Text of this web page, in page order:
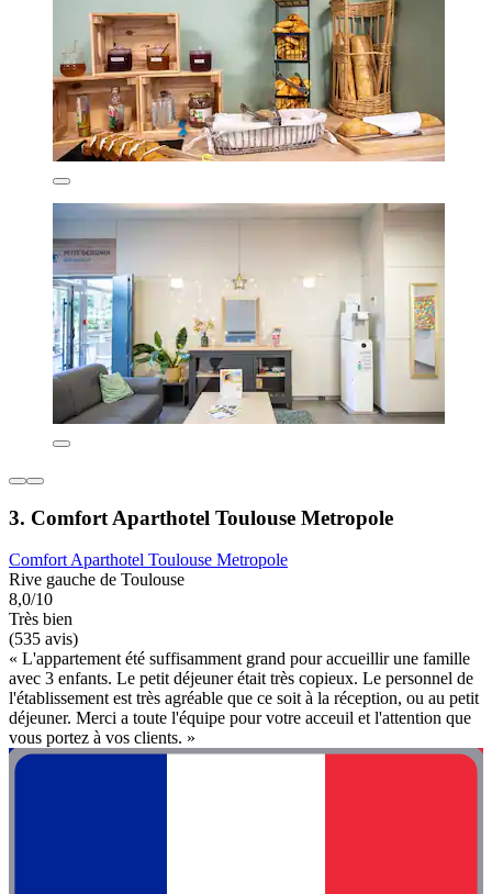
3. Comfort Aparthotel Toulouse Metropole
Comfort Aparthotel Toulouse Metropole
Rive gauche de Toulouse
8,0/10
Très bien
(535 avis)
« L'appartement été suffisamment grand pour accueillir une famille
avec 3 enfants. Le petit déjeuner était très copieux. Le personnel de
l'établissement est très agréable que ce soit à la réception, ou au petit
déjeuner. Merci a toute l'équipe pour votre acceuil et l'attention que
vous portez à vos clients. »